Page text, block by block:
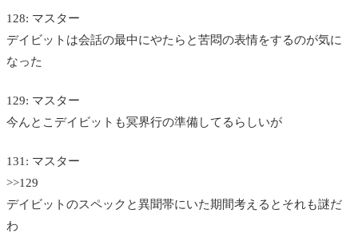
128: マスター
デイビットは会話の最中にやたらと苦悶の表情をするのが気に
なった
129: マスター
今んとこデイビットも冥界行の準備してるらしいが
131: マスター
>>129
デイビットのスペックと異聞帯にいた期間考えるとそれも謎だ
わ